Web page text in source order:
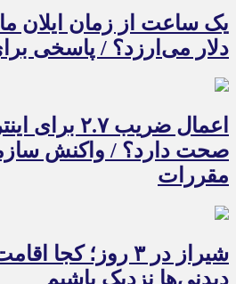
دلار می‌ارزد؟ / پاسخی
اعمال ضریب
صحت دارد؟ / واکنش
مقررات
شیراز در ۳ روز؛ کجا
دیدنی‌ها نزدیک باشیم